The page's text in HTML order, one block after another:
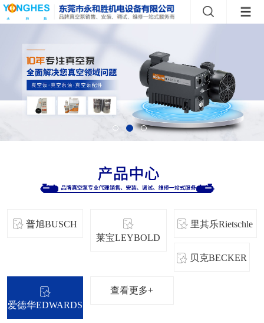
普旭BUSCH
莱宝LEYBOLD
里其乐Rietschle
贝克BECKER
爱德华EDWARDS
查看更多+